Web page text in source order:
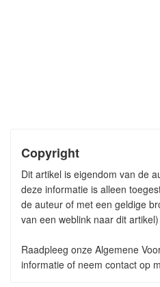
Copyright
Dit artikel is eigendom van de
deze informatie is alleen
de auteur of met een geldige
van een weblink naar dit artikel)
Raadpleeg onze Algemene
informatie of neem contact op